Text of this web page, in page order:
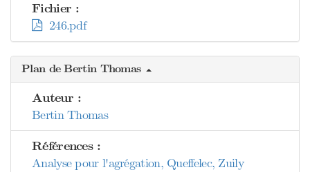
Fichier :
246.pdf
Plan de Bertin Thomas
Auteur :
Bertin Thomas
Références :
Analyse pour l'agrégation, Queffelec, Zuily